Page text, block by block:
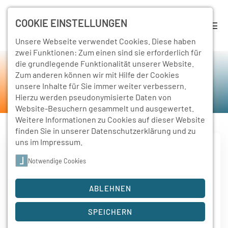
Förderverein
Home Förderverein
Der Vorstand des Fördervereins:
Torsten Bachmann - Vorsitzender
Anja Günther - stellv. Vorsitzende
Nadine Fleischer - Schatzmeisterin
Susann Raum - Schriftführerin
COOKIE EINSTELLUNGEN
Unsere Webseite verwendet Cookies. Diese haben
zwei Funktionen: Zum einen sind sie erforderlich für
die grundlegende Funktionalität unserer Website.
Zum anderen können wir mit Hilfe der Cookies
unsere Inhalte für Sie immer weiter verbessern.
Hierzu werden pseudonymisierte Daten von
Website-Besuchern gesammelt und ausgewertet.
Weitere Informationen zu Cookies auf dieser Website
finden Sie in unserer Datenschutzerklärung und zu
uns im Impressum
Notwendige Cookies
ABLEHNEN
SPEICHERN